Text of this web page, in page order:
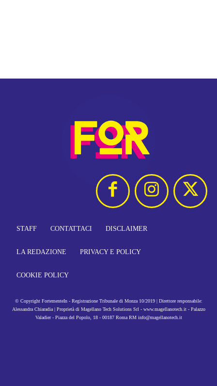
STAFF CONTATTACI DISCLAIMER
LA REDAZIONE PRIVACY E POLICY
COOKIE POLICY
© Copyright FortementeIn - Registrazione Tribunale di Monza 10/2019 | Direttore responsabile:
Alessandra Chiaradia | Proprietà di Magellano Tech Solutions Srl - www.magellanotech.it - Palazzo
Valadier - Piazza del Popolo, 18 - 00187 Roma RM info@magellanotech.it